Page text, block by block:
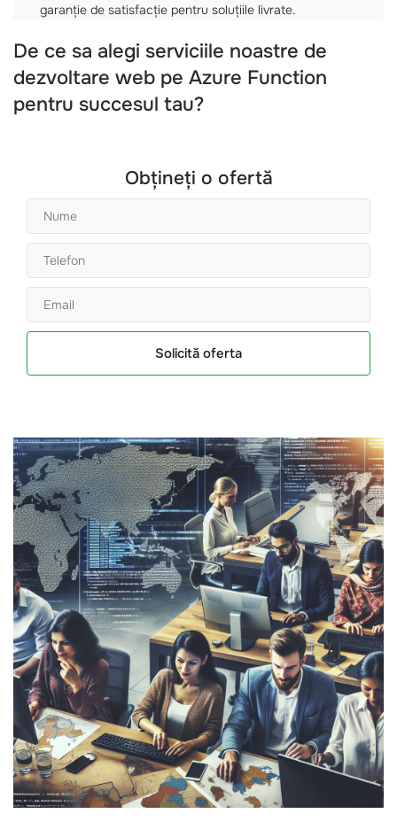
garanție de satisfacție pentru soluțiile livrate.
De ce sa alegi serviciile noastre de
dezvoltare web pe Azure Function
pentru succesul tau?
Obțineți o ofertă
Solicită oferta